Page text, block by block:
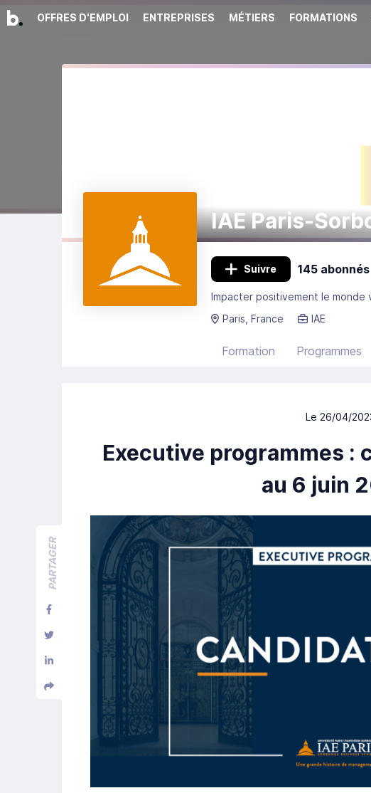
OFFRES D'EMPLOI ENTREPRISES MÉTIERS FORMATIONS
IAE Paris-
Suivre 145 abonnés
Paris, France
IAE
Formation Programmes
PARTAGER
Le 26/04/
Executive programmes :
au 6 juin